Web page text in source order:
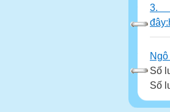
3.
Số
Số